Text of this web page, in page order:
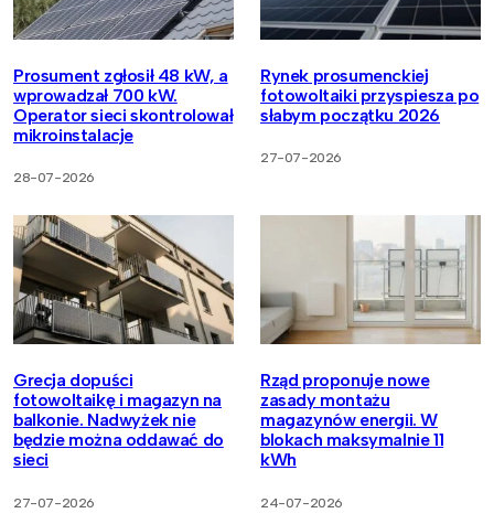
Prosument zgłosił 48 kW, a
wprowadzał 700 kW.
Operator sieci skontrolował
mikroinstalacje
28-07-2026
Rynek prosumenckiej
fotowoltaiki przyspiesza po
słabym początku 2026
27-07-2026
Grecja dopuści
fotowoltaikę i magazyn na
balkonie. Nadwyżek nie
będzie można oddawać do
sieci
27-07-2026
Rząd proponuje nowe
zasady montażu
magazynów energii. W
blokach maksymalnie 11
kWh
24-07-2026